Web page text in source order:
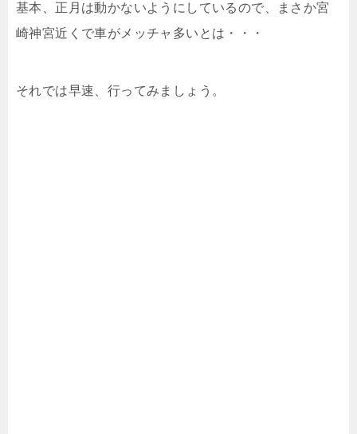
基本、正月は動かないようにしているので、まさか宮
崎神宮近くで車がメッチャ多いとは・・・
それでは早速、行ってみましょう。